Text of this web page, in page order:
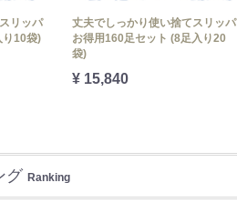
リッパ
り10袋)
丈夫でしっかり使い捨てスリッパ
お得用160足セット (8足入り20
袋)
¥ 15,840
グ Ranking